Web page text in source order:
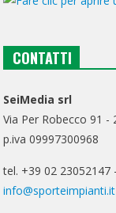
CONTATTI
SeiMedia srl
Via Per Robecco 91
p.iva 09997300968
tel. +39 02 23052147
info@sporteimpianti.it